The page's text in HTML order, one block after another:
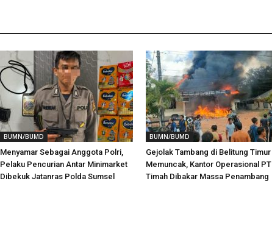
BUMN/BUMD
Menyamar Sebagai Anggota Polri,
Pelaku Pencurian Antar Minimarket
Dibekuk Jatanras Polda Sumsel
BUMN/BUMD
Gejolak Tambang di Belitung Timur
Memuncak, Kantor Operasional PT
Timah Dibakar Massa Penambang